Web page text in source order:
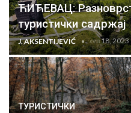
ЋИЋЕВАЦ:
туристички садржај
J. AKSENTIJEVIĆ сеп 18, 2023
ТУРИСТИЧКИ